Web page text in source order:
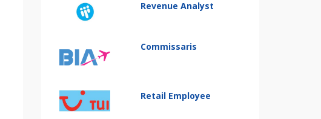
Revenue Analyst
Commissaris
Retail Employee